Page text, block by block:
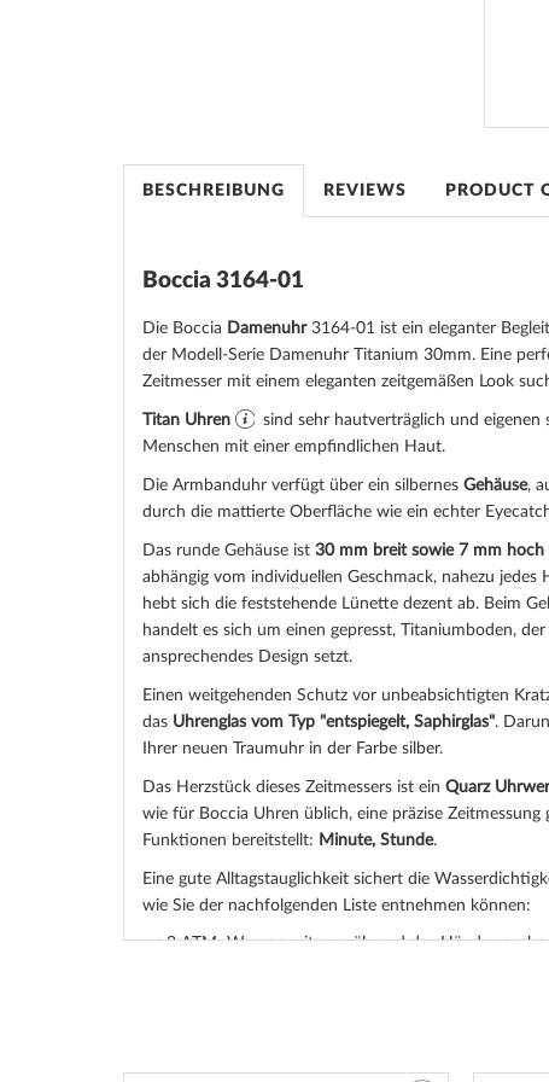
BESCHREIBUNG
Boccia 3164-01
Die Boccia Damenuhr3164-01 ist ein eleganter
der Modell-Serie Damenuhr Titanium 30mm. Eine
Zeitmesser mit einem eleganten zeitgemäßen Look
Titan Uhren
sind sehr hautverträglich und eigenen
Menschen mit einer empfindlichen Haut.
Die Armbanduhr verfügt über ein silbernes Gehäuse,
durch die mattierte Oberfläche wie ein echter
Das runde Gehäuse ist 30 mm breit sowie 7 mm hoch
abhängig vom individuellen Geschmack, nahezu jedes
hebt sich die feststehende Lünette dezent ab. Beim
handelt es sich um einen gepresst, Titaniumboden,
ansprechendes Design setzt.
Einen weitgehenden Schutz vor unbeabsichtigten
das Uhrenglas vom Typ "entspiegelt, Saphirglas".
Ihrer neuen Traumuhr in der Farbe silber.
Das Herzstück dieses Zeitmessers ist ein Quarz
wie für Boccia Uhren üblich, eine präzise
Funktionen bereitstellt: Minute, Stunde.
Eine gute Alltagstauglichkeit sichert die
wie Sie der nachfolgenden Liste entnehmen können:
3 ATM: Wasserspritzer während des
10 ATM: Einem Schwimmbadbesuch ist die Uhr
REVIEWS PRODUCT